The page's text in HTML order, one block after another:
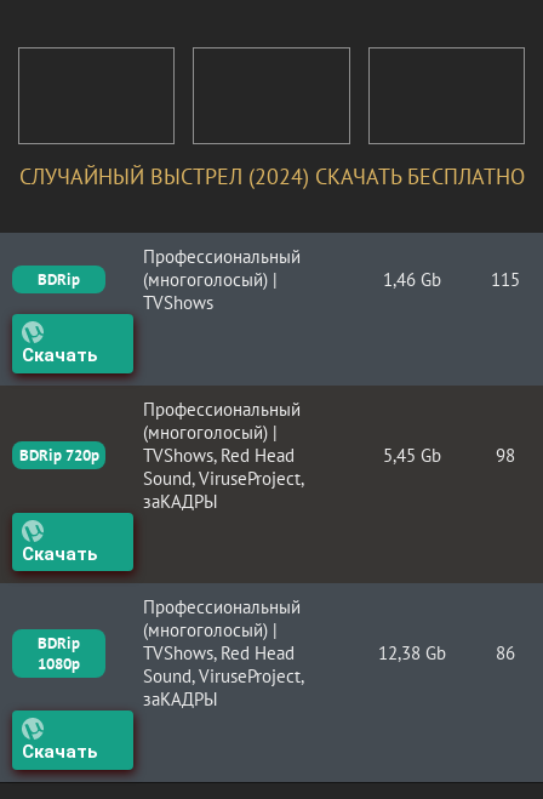
СЛУЧАЙНЫЙ ВЫСТРЕЛ (2024) СКАЧАТЬ БЕСПЛАТНО
BDRip
Профессиональный
(многоголосый) |
TVShows
1,46 Gb 115
Скачать
BDRip 720p
Профессиональный
(многоголосый) |
TVShows, Red Head
Sound, ViruseProject,
заКАДРЫ
5,45 Gb 98
Скачать
BDRip
1080p
Профессиональный
(многоголосый) |
TVShows, Red Head
Sound, ViruseProject,
заКАДРЫ
12,38 Gb 86
Скачать